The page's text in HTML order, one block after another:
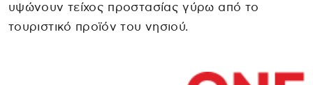
υψώνουν τείχος προστασίας γύρω από το
τουριστικό προϊόν του νησιού.